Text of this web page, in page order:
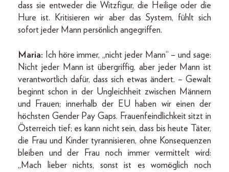
dass sie entweder die Witzfigur, die Heilige oder die
Hure ist. Kritisieren wir aber das System, fühlt sich
sofort jeder Mann persönlich angegriffen.
Maria:
Ich höre immer, „nicht jeder Mann“ – und sage:
Nicht jeder Mann ist übergriffig, aber jeder Mann ist
verantwortlich dafür, dass sich etwas ändert. – Gewalt
beginnt schon in der Ungleichheit zwischen Männern
und Frauen; innerhalb der EU haben wir einen der
höchsten Gender Pay Gaps. Frauenfeindlichkeit sitzt in
Österreich tief; es kann nicht sein, dass bis heute Täter,
die Frau und Kinder tyrannisieren, ohne Konsequenzen
bleiben und der Frau noch immer vermittelt wird:
„Mach lieber nichts, sonst ist es womöglich noch